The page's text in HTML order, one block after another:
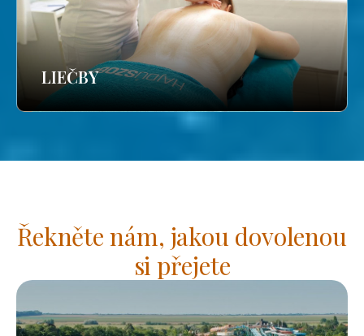
LIEČBY
Řekněte nám, jakou dovolenou
si přejete